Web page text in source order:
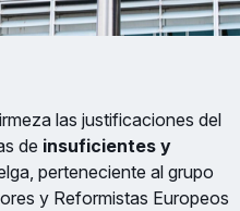
las justificaciones del
de insuficientes y
perteneciente al grupo
y Reformistas Europeos